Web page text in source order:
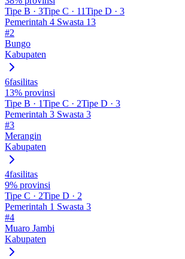
Tipe B · 3Tipe C · 11Tipe D · 3
Pemerintah 4 Swasta 13
#2
Bungo
Kabupaten
6fasilitas
13% provinsi
Tipe B · 1Tipe C · 2Tipe D · 3
Pemerintah 3 Swasta 3
#3
Merangin
Kabupaten
4fasilitas
9% provinsi
Tipe C · 2Tipe D · 2
Pemerintah 1 Swasta 3
#4
Muaro Jambi
Kabupaten